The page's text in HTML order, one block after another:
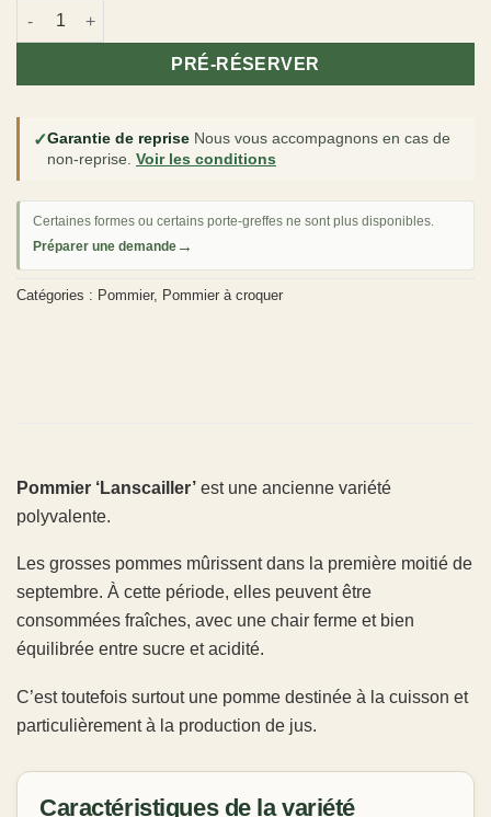
quantité de Pommier 'Lanscailler'
PRÉ-RÉSERVER
✓Garantie de reprise Nous vous accompagnons en cas de
non-reprise. Voir les conditions
Certaines formes ou certains porte-greffes ne sont plus disponibles.
Préparer une demande →
Catégories : Pommier, Pommier à croquer
Pommier ‘Lanscailler’ est une ancienne variété
polyvalente.
Les grosses pommes mûrissent dans la première moitié de
septembre. À cette période, elles peuvent être
consommées fraîches, avec une chair ferme et bien
équilibrée entre sucre et acidité.
C’est toutefois surtout une pomme destinée à la cuisson et
particulièrement à la production de jus.
Caractéristiques de la variété